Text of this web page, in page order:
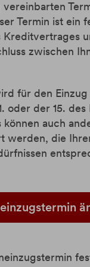
Termin ist ein
Kreditvertrages
zwischen
für den
oder der 15. des
auch
werden, die